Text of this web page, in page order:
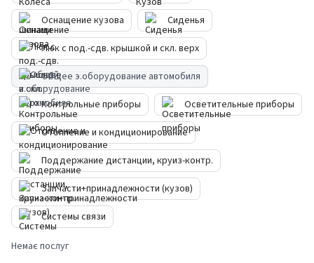
Оснащение кузова
Сиденья
Люк с под.-сдв. крышкой и скл. верх
Общее э.оборудование автомобиля
Контрольные приборы
Осветительные приборы
Отопление и кондиционирование
Поддержание дистанции, круиз-контр.
Запчасти+принадлежности (кузов)
Системы связи
Немає послуг